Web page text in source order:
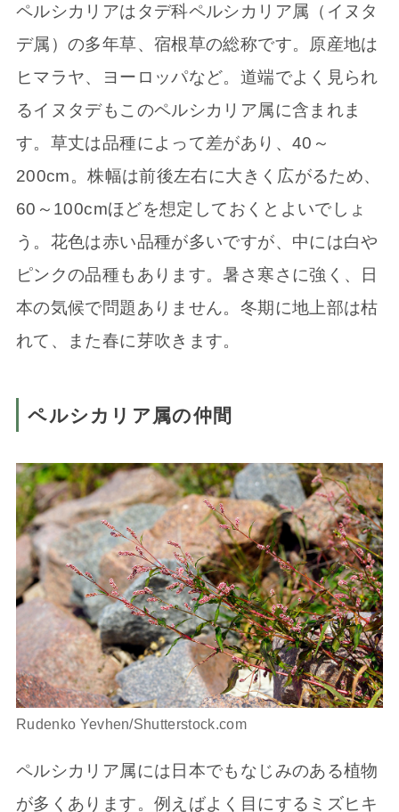
ペルシカリアはタデ科ペルシカリア属（イヌタ
デ属）の多年草、宿根草の総称です。原産地は
ヒマラヤ、ヨーロッパなど。道端でよく見られ
るイヌタデもこのペルシカリア属に含まれま
す。草丈は品種によって差があり、40～
200cm。株幅は前後左右に大きく広がるため、
60～100cmほどを想定しておくとよいでしょ
う。花色は赤い品種が多いですが、中には白や
ピンクの品種もあります。暑さ寒さに強く、日
本の気候で問題ありません。冬期に地上部は枯
れて、また春に芽吹きます。
ペルシカリア属の仲間
Rudenko Yevhen/Shutterstock.com
ペルシカリア属には日本でもなじみのある植物
が多くあります。例えばよく目にするミズヒキ